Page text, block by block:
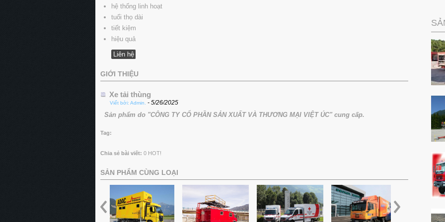
hệ thống linh hoạt
tuổi thọ dài
tiết kiệm
hiệu quả
Liên hệ
GIỚI THIỆU
Xe tải thùng
Viết bởi: Admin. - 5/26/2025
Sản phẩm do "CÔNG TY CỔ PHẦN SẢN XUẤT VÀ THƯƠNG MẠI VIỆT ÚC" cung cấp.
Tag:
Chia sẻ bài viết: 0 HOT!
SẢN PHẨM CÙNG LOẠI